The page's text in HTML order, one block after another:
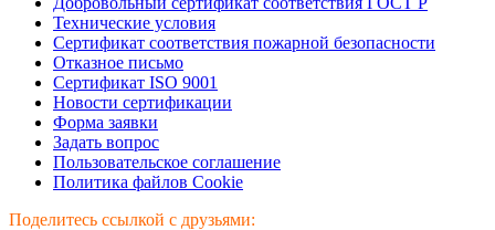
Технические условия
Сертификат соответствия пожарной безопасности
Отказное письмо
Сертификат ISO 9001
Новости сертификации
Форма заявки
Задать вопрос
Пользовательское соглашение
Политика файлов Cookie
Поделитесь ссылкой с друзьями: